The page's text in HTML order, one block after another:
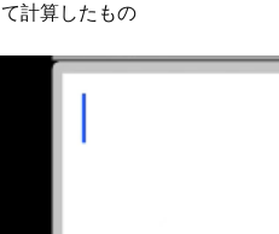
計算したもの